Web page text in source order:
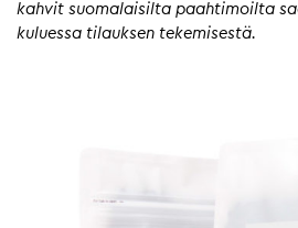
kahvit suomalaisilta paahtimoilta
kuluessa tilauksen tekemisestä.